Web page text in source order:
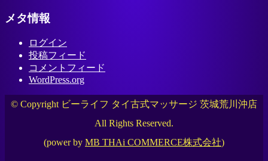
メタ情報
ログイン
投稿フィード
コメントフィード
WordPress.org
© Copyright ビーライフ タイ古式マッサージ 茨城荒川沖店
All Rights Reserved.
(power by MB THAi COMMERCE株式会社)